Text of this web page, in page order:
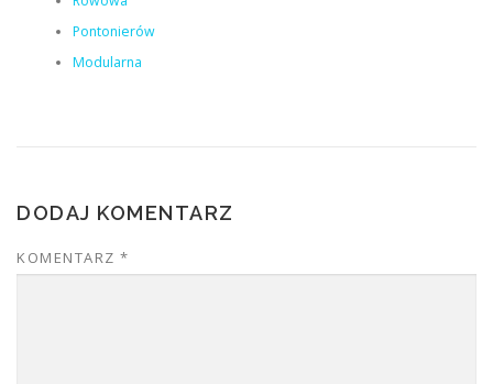
Pontonierów
Modularna
DODAJ KOMENTARZ
KOMENTARZ *